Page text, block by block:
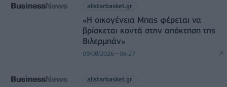
allstarbasket.gr
«Η οικογένεια Μπας φέρεται να
βρίσκεται κοντά στην απόκτηση της
Βιλερμπάν»
09/08/2026 - 06:27
allstarbasket.gr